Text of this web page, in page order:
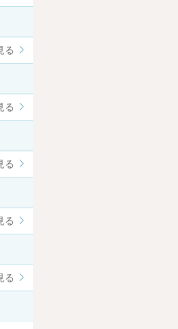
る
る
る
る
る